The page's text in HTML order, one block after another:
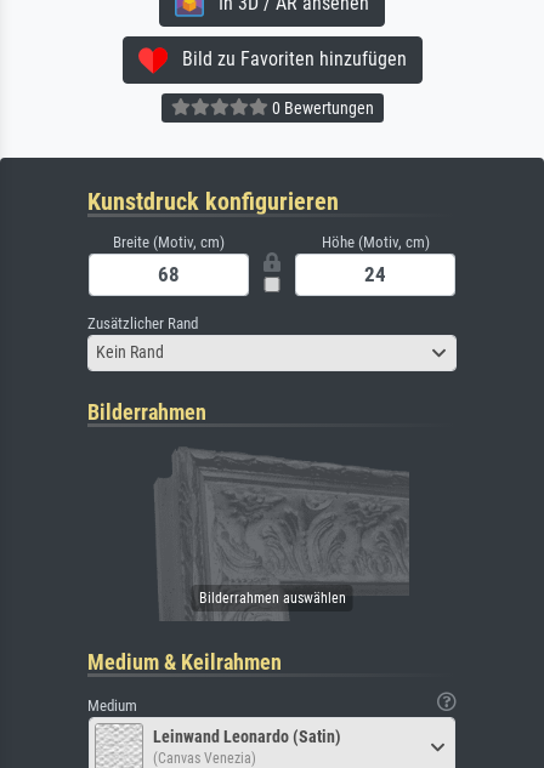
Bild zu Favoriten hinzufügen
0 Bewertungen
Kunstdruck konfigurieren
Breite (Motiv, cm) Höhe (Motiv, cm)
Zusätzlicher Rand
Kein Rand
Bilderrahmen
Medium & Keilrahmen
Medium
Leinwand Leonardo (Satin)
(Canvas Venezia)